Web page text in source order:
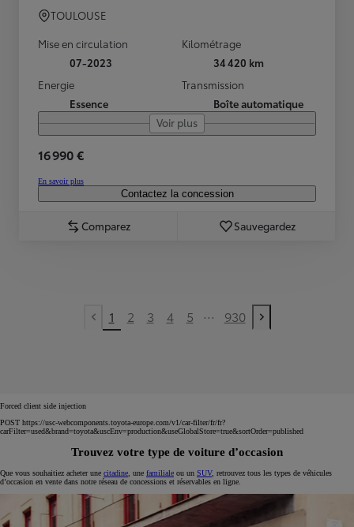
TOULOUSE
Mise en circulation
07-2023
Kilométrage
34 420 km
Energie
Essence
Transmission
Boîte automatique
Voir plus
16 990 €
En savoir plus
Contactez la concession
Comparez Sauvegardez
Previous page
1 2 3 4 5 ... 930
Next page
Forced client side injection
POST https://usc-webcomponents.toyota-europe.com/v1/car-filter/fr/fr?
carFilter=used&brand=toyota&uscEnv=production&useGlobalStore=true&sortOrder=published
Trouvez votre type de voiture d’occasion
Que vous souhaitiez acheter une citadine , une familiale ou un SUV, retrouvez tous les types de véhicules
d’occasion en vente dans notre réseau de concessions et réservables en ligne.